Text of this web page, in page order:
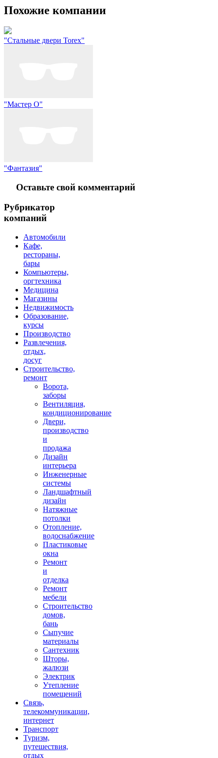
Похожие компании
"Стальные двери Torex"
"Мастер О"
"Фантазия"
Оставьте свой комментарий
Рубрикатор
компаний
Автомобили
Кафе,
рестораны,
бары
Компьютеры,
оргтехника
Медицина
Магазины
Недвижимость
Образование,
курсы
Производство
Развлечения,
отдых,
досуг
Строительство,
ремонт
Ворота,
заборы
Вентиляция,
кондиционирование
Двери,
производство
и
продажа
Дизайн
интерьера
Инженерные
системы
Ландшафтный
дизайн
Натяжные
потолки
Отопление,
водоснабжение
Пластиковые
окна
Ремонт
и
отделка
Ремонт
мебели
Строительство
домов,
бань
Сыпучие
материалы
Сантехник
Шторы,
жалюзи
Электрик
Утепление
помещений
Связь,
телекоммуникации,
интернет
Транспорт
Туризм,
путешествия,
отдых